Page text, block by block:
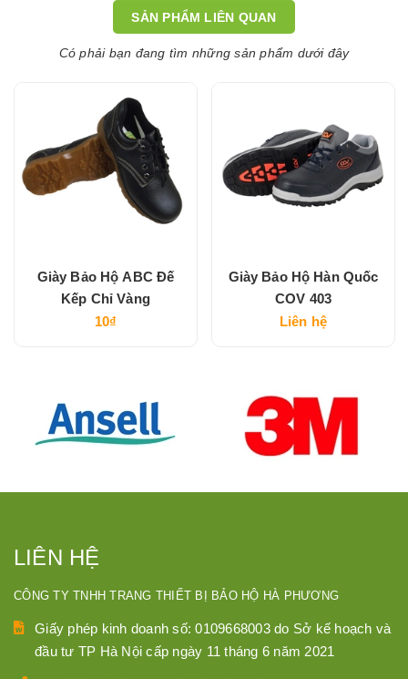
SẢN PHẨM LIÊN QUAN
Có phải bạn đang tìm những sản phẩm dưới đây
Giày Bảo Hộ ABC Đế
Kếp Chỉ Vàng
10₫
Giày Bảo Hộ Hàn Quốc
COV 403
Liên hệ
LIÊN HỆ
CÔNG TY TNHH TRANG THIẾT BỊ BẢO HỘ HÀ PHƯƠNG
Giấy phép kinh doanh số: 0109668003 do Sở kế hoạch và
đầu tư TP Hà Nội cấp ngày 11 tháng 6 năm 2021